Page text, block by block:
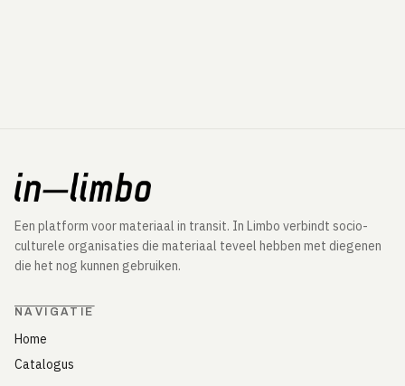
Een platform voor materiaal in transit. In Limbo verbindt socio-
culturele organisaties die materiaal teveel hebben met diegenen
die het nog kunnen gebruiken.
NAVIGATIE
Home
Catalogus